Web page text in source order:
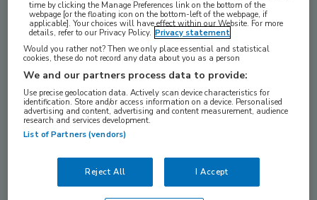
lupus erythematodes (SLE).2Tijdens de ACR
2023 zijn de resultaten toegelicht.
Bij patiënten met SLE is remissie het behandeldoel,
zeker omdat dit wordt geassocieerd met minder
schade en flares en een betere kwaliteit van leven.
Sinds 2021 is er dan ook DORIS: een voor
In deze studie is gekeken of DORIS is te
bereiken bij SLE-patiënten die anifrolumab als
time by clicking the Manage Preferences link on the bottom of the
webpage [or the floating icon on the bottom-left of the webpage, if
applicable]. Your choices will have effect within our Website. For more
details, refer to our Privacy Policy. Privacy statement
Would you rather not? Then we only place essential and statistical
cookies, these do not record any data about you as a person
We and our partners process data to provide:
Use precise geolocation data. Actively scan device characteristics for
identification. Store and/or access information on a device. Personalised
advertising and content, advertising and content measurement, audience
research and services development.
List of Partners (vendors)
Reject All I Accept